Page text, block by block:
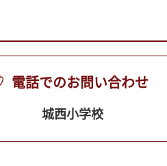
電話でのお問い合わせ
城西小学校